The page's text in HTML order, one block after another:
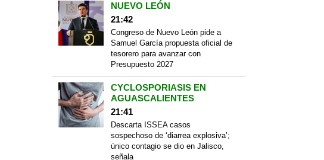
NUEVO LEÓN
21:42
Congreso de Nuevo León pide a
Samuel García propuesta oficial de
tesorero para avanzar con
Presupuesto 2027
CYCLOSPORIASIS EN
AGUASCALIENTES
21:41
Descarta ISSEA casos
sospechoso de ‘diarrea explosiva’;
único contagio se dio en Jalisco,
señala